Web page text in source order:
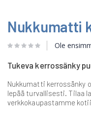
to
the
beginning
of
images
Nukkumatti
Ole
Tukeva kerrossänky
Nukkumatti kerrossänky
lepää turvallisesti. Tilaa
verkkokaupastamme